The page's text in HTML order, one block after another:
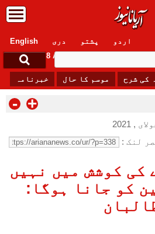
English دری پشتو
اردو
Saturday, 8 August , 2026
کی شرح موسم کا حال خبرنامہ
- +
لنک :
کی کوشش میں نہیں
کو جانا ہوگا: